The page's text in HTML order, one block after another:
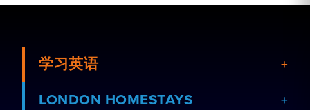
学习英语
LONDON HOMESTAYS